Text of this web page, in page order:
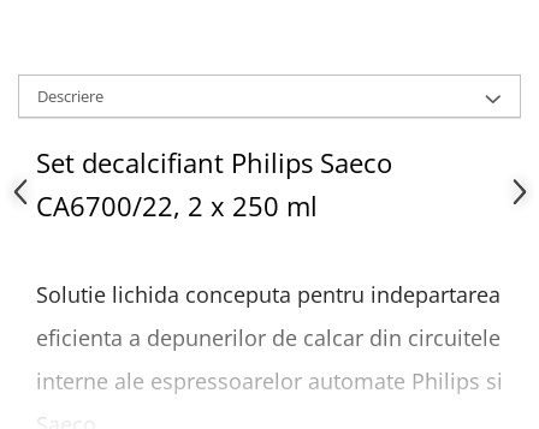
Descriere
Set decalcifiant Philips Saeco
CA6700/22, 2 x 250 ml
Solutie lichida conceputa pentru indepartarea
eficienta a depunerilor de calcar din circuitele
interne ale espressoarelor automate Philips si